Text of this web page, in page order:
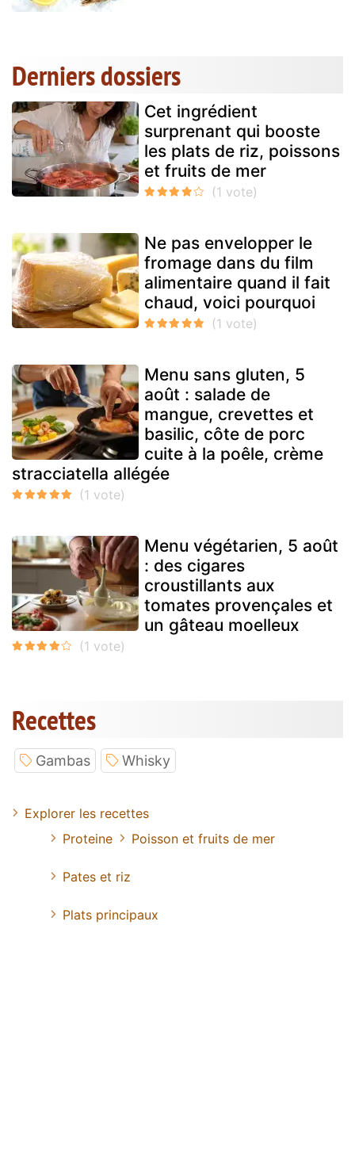
Derniers dossiers
Cet ingrédient
surprenant qui booste
les plats de riz, poissons
et fruits de mer
Ne pas envelopper le
fromage dans du film
alimentaire quand il fait
chaud, voici pourquoi
Menu sans gluten, 5
août : salade de
mangue, crevettes et
basilic, côte de porc
cuite à la poêle, crème
stracciatella allégée
Menu végétarien, 5 août
: des cigares
croustillants aux
tomates provençales et
un gâteau moelleux
Recettes
Gambas Whisky
Explorer les recettes
Proteine
Poisson et fruits de mer
Pates et riz
Plats principaux